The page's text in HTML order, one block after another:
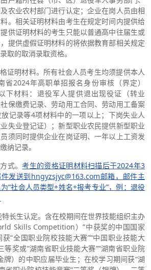
农业农村部门进行认定；企业在岗人员由相
。相关证明材料由考生在规定时间内提供给
供证明材料的考生只能以普通高中往届生或
提供虚假证明材料的将依据教育部相关规定
取的取消录取资格。
证明材料。所有社会人员考生均须提供本人
省2024年高职单招报名身份审核（界定）
下材料：退役军人提供退出现役证（转业
保缴费记录、劳动用工合同、劳动用工备案
记录等4项材料中的一项以上；下岗失业人
失业登记证）；新型职业农民提供新型职业
须同时提供企业在岗证明、一年以上工资发
纳记录。
式。考生的资格证明材料扫描后于2024年3
发送到hngyzsjyc@163.com邮箱，邮件主
“社会人员类型+姓名+报考专业”，例：退役
长生认定。含在校期间在世界技能组织主办
Skills Competition）”中获奖的中国国家
“全国职业院校技能大赛”“中国职业技能大
等奖或“湖南省职业技能大赛”“湖南省职业院
牌）的中职应届毕业生；在校学习期间获“湖